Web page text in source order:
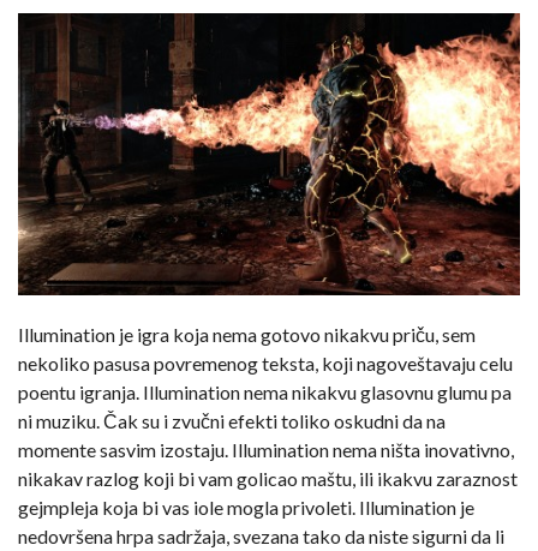
Illumination je igra koja nema gotovo nikakvu priču, sem
nekoliko pasusa povremenog teksta, koji nagoveštavaju celu
poentu igranja. Illumination nema nikakvu glasovnu glumu pa
ni muziku. Čak su i zvučni efekti toliko oskudni da na
momente sasvim izostaju. Illumination nema ništa inovativno,
nikakav razlog koji bi vam golicao maštu, ili ikakvu zaraznost
gejmpleja koja bi vas iole mogla privoleti. Illumination je
nedovršena hrpa sadržaja, svezana tako da niste sigurni da li